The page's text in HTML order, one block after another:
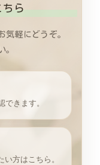
ちら
気軽にどうぞ。
。
きます。
方はこちら。